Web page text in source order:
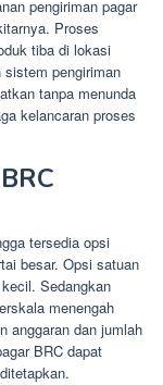
pengiriman pagar
Proses
tiba di lokasi
sistem pengiriman
tanpa menunda
kelancaran proses
tersedia opsi
besar. Opsi satuan
Sedangkan
menengah
anggaran dan jumlah
BRC dapat